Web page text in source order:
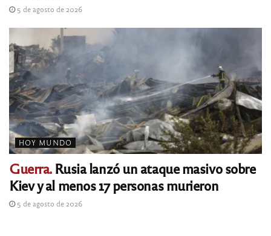
5 de agosto de 2026
HOY MUNDO
Guerra.Rusia lanzó un ataque masivo sobre
Kiev y al menos 17 personas murieron
5 de agosto de 2026